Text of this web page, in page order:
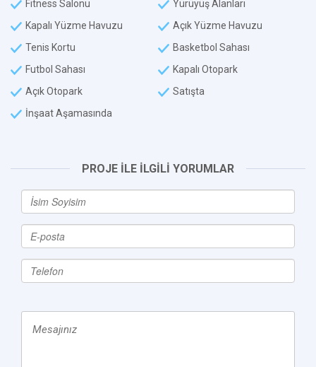
Fitness Salonu
Yürüyüş Alanları
Kapalı Yüzme Havuzu
Açık Yüzme Havuzu
Tenis Kortu
Basketbol Sahası
Futbol Sahası
Kapalı Otopark
Açık Otopark
Satışta
İnşaat Aşamasında
PROJE İLE İLGİLİ YORUMLAR